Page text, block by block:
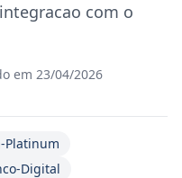
com o
em 23/04/2026
Platinum
Digital